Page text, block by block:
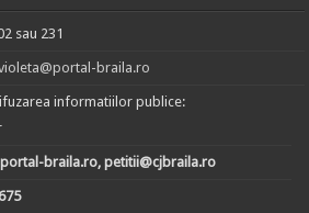
sau 231
braila.ro
informatiilor publice:
braila.ro, petitii@cjbraila.ro